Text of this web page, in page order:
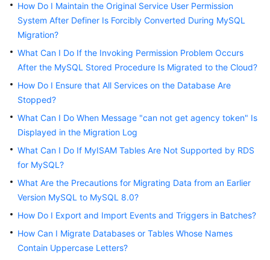
Billing
Getting
Started
User
Best
Practices
Security
Paper
API
Reference
How Do I Maintain the Original Service User Permission
System After Definer Is Forcibly Converted During MySQL
Migration?
What Can I Do If the Invoking Permission Problem Occurs
After the MySQL Stored Procedure Is Migrated to the Cloud?
How Do I Ensure that All Services on the Database Are
Stopped?
What Can I Do When Message "can not get agency token" Is
Displayed in the Migration Log
What Can I Do If MyISAM Tables Are Not Supported by RDS
for MySQL?
What Are the Precautions for Migrating Data from an Earlier
Version MySQL to MySQL 8.0?
How Do I Export and Import Events and Triggers in Batches?
How Can I Migrate Databases or Tables Whose Names
Contain Uppercase Letters?